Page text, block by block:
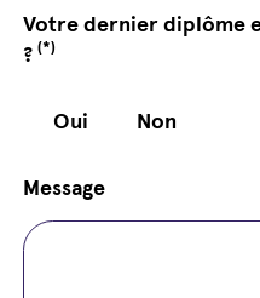
Votre dernier diplôme
?(*)
Oui Non
Message